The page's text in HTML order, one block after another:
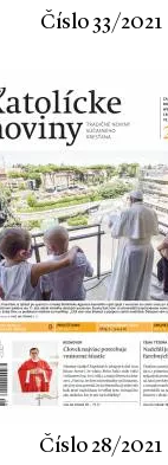
Číslo 33/2021
Číslo 28/2021